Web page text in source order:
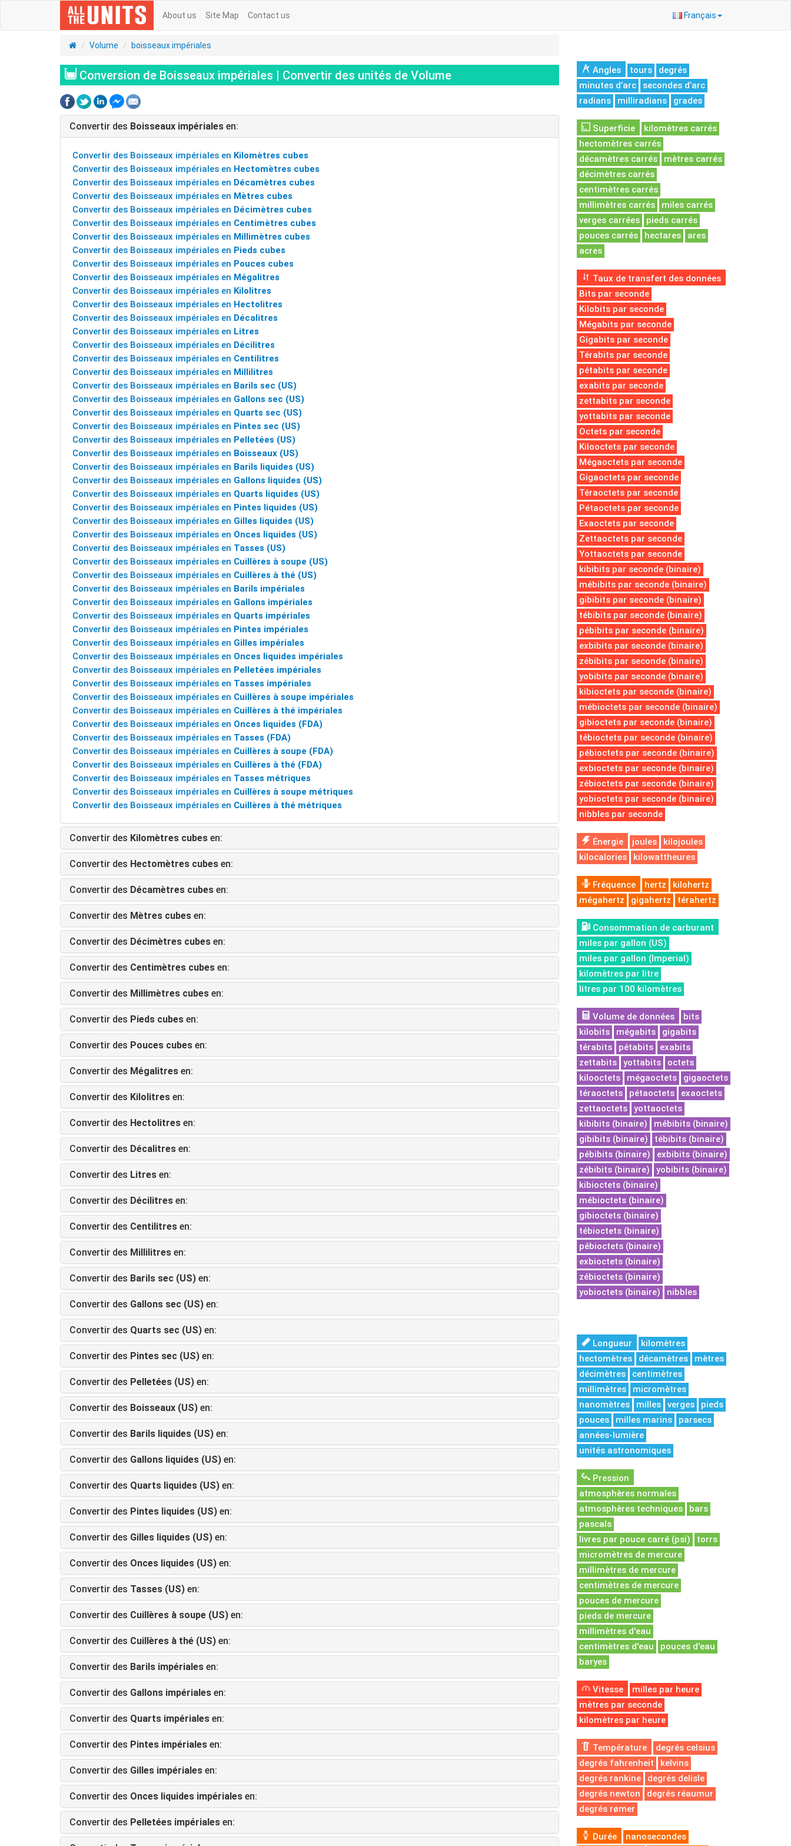
Français
About us Site Map Contact us
Volume boisseaux impériales
Conversion de Boisseaux impériales | Convertir des unités de Volume
Convertir des Boisseaux impériales en:
Convertir des Boisseaux impériales en Kilomètres cubes
Convertir des Boisseaux impériales en Hectomètres cubes
Convertir des Boisseaux impériales en Décamètres cubes
Convertir des Boisseaux impériales en Mètres cubes
Convertir des Boisseaux impériales en Décimètres cubes
Convertir des Boisseaux impériales en Centimètres cubes
Convertir des Boisseaux impériales en Millimètres cubes
Convertir des Boisseaux impériales en Pieds cubes
Convertir des Boisseaux impériales en Pouces cubes
Convertir des Boisseaux impériales en Mégalitres
Convertir des Boisseaux impériales en Kilolitres
Convertir des Boisseaux impériales en Hectolitres
Convertir des Boisseaux impériales en Décalitres
Convertir des Boisseaux impériales en Litres
Convertir des Boisseaux impériales en Décilitres
Convertir des Boisseaux impériales en Centilitres
Convertir des Boisseaux impériales en Millilitres
Convertir des Boisseaux impériales en Barils sec (US)
Convertir des Boisseaux impériales en Gallons sec (US)
Convertir des Boisseaux impériales en Quarts sec (US)
Convertir des Boisseaux impériales en Pintes sec (US)
Convertir des Boisseaux impériales en Pelletées (US)
Convertir des Boisseaux impériales en Boisseaux (US)
Convertir des Boisseaux impériales en Barils liquides (US)
Convertir des Boisseaux impériales en Gallons liquides (US)
Convertir des Boisseaux impériales en Quarts liquides (US)
Convertir des Boisseaux impériales en Pintes liquides (US)
Convertir des Boisseaux impériales en Gilles liquides (US)
Convertir des Boisseaux impériales en Onces liquides (US)
Convertir des Boisseaux impériales en Tasses (US)
Convertir des Boisseaux impériales en Cuillères à soupe (US)
Convertir des Boisseaux impériales en Cuillères à thé (US)
Convertir des Boisseaux impériales en Barils impériales
Convertir des Boisseaux impériales en Gallons impériales
Convertir des Boisseaux impériales en Quarts impériales
Convertir des Boisseaux impériales en Pintes impériales
Convertir des Boisseaux impériales en Gilles impériales
Convertir des Boisseaux impériales en Onces liquides impériales
Convertir des Boisseaux impériales en Pelletées impériales
Convertir des Boisseaux impériales en Tasses impériales
Convertir des Boisseaux impériales en Cuillères à soupe impériales
Convertir des Boisseaux impériales en Cuillères à thé impériales
Convertir des Boisseaux impériales en Onces liquides (FDA)
Convertir des Boisseaux impériales en Tasses (FDA)
Convertir des Boisseaux impériales en Cuillères à soupe (FDA)
Convertir des Boisseaux impériales en Cuillères à thé (FDA)
Convertir des Boisseaux impériales en Tasses métriques
Convertir des Boisseaux impériales en Cuillères à soupe métriques
Convertir des Boisseaux impériales en Cuillères à thé métriques
Convertir des Kilomètres cubes en:
Convertir des Hectomètres cubes en:
Convertir des Décamètres cubes en:
Convertir des Mètres cubes en:
Convertir des Décimètres cubes en:
Convertir des Centimètres cubes en:
Convertir des Millimètres cubes en:
Convertir des Pieds cubes en:
Convertir des Pouces cubes en:
Convertir des Mégalitres en:
Convertir des Kilolitres en:
Convertir des Hectolitres en:
Convertir des Décalitres en:
Convertir des Litres en:
Convertir des Décilitres en:
Convertir des Centilitres en:
Convertir des Millilitres en:
Convertir des Barils sec (US) en:
Convertir des Gallons sec (US) en:
Convertir des Quarts sec (US) en:
Convertir des Pintes sec (US) en:
Convertir des Pelletées (US) en:
Convertir des Boisseaux (US) en:
Convertir des Barils liquides (US) en:
Convertir des Gallons liquides (US) en:
Convertir des Quarts liquides (US) en:
Convertir des Pintes liquides (US) en:
Convertir des Gilles liquides (US) en:
Convertir des Onces liquides (US) en:
Convertir des Tasses (US) en:
Convertir des Cuillères à soupe (US) en:
Convertir des Cuillères à thé (US) en:
Convertir des Barils impériales en:
Convertir des Gallons impériales en:
Convertir des Quarts impériales en:
Convertir des Pintes impériales en:
Convertir des Gilles impériales en:
Convertir des Onces liquides impériales en:
Convertir des Pelletées impériales en:
Angles tours
degrés
minutes d’arc
secondes d’arc
radians
milliradians grades
Superficie
kilomètres carrés
hectomètres carrés
décamètres carrés
mètres carrés
décimètres carrés
centimètres carrés
millimètres carrés
miles carrés
verges carrées
pieds carrés
pouces carrés
hectares
ares
acres
Taux de transfert des données
Bits par seconde
Kilobits par seconde
Mégabits par seconde
Gigabits par seconde
Térabits par seconde
pétabits par seconde
exabits par seconde
zettabits par seconde
yottabits par seconde
Octets par seconde
Kilooctets par seconde
Mégaoctets par seconde
Gigaoctets par seconde
Téraoctets par seconde
Pétaoctets par seconde
Exaoctets par seconde
Zettaoctets par seconde
Yottaoctets par seconde
kibibits par seconde (binaire)
mébibits par seconde (binaire)
gibibits par seconde (binaire)
tébibits par seconde (binaire)
pébibits par seconde (binaire)
exbibits par seconde (binaire)
zébibits par seconde (binaire)
yobibits par seconde (binaire)
kibioctets par seconde (binaire)
mébioctets par seconde (binaire)
gibioctets par seconde (binaire)
tébioctets par seconde (binaire)
pébioctets par seconde (binaire)
exbioctets par seconde (binaire)
zébioctets par seconde (binaire)
yobioctets par seconde (binaire)
nibbles par seconde
Énergie joules
kilojoules
kilocalories
kilowattheures
Fréquence hertz
kilohertz
mégahertz
gigahertz térahertz
Consommation de carburant
miles par gallon (US)
miles par gallon (Imperial)
kilomètres par litre
litres par 100 kilomètres
Volume de données
bits
kilobits
mégabits
gigabits
térabits
pétabits
exabits
zettabits
yottabits
octets
kilooctets
mégaoctets
gigaoctets
téraoctets
pétaoctets
exaoctets
zettaoctets
yottaoctets
kibibits (binaire)
mébibits (binaire)
gibibits (binaire)
tébibits (binaire)
pébibits (binaire)
exbibits (binaire)
zébibits (binaire)
yobibits (binaire)
kibioctets (binaire)
mébioctets (binaire)
gibioctets (binaire)
tébioctets (binaire)
pébioctets (binaire)
exbioctets (binaire)
zébioctets (binaire)
yobioctets (binaire)
nibbles
Longueur
kilomètres
hectomètres
décamètres
mètres
décimètres
centimètres
millimètres
micromètres
nanomètres
milles verges
pieds
pouces
milles marins
parsecs
années-lumière
unités astronomiques
Pression
atmosphères normales
atmosphères techniques
bars
pascals
livres par pouce carré (psi)
torrs
micromètres de mercure
millimètres de mercure
centimètres de mercure
pouces de mercure
pieds de mercure
millimètres d'eau
centimètres d'eau
pouces d'eau
baryes
Vitesse
milles par heure
mètres par seconde
kilomètres par heure
Température
degrés celsius
degrés fahrenheit
kelvins
degrés rankine
degrés delisle
degrés newton
degrés réaumur
degrés rømer
Durée nanosecondes